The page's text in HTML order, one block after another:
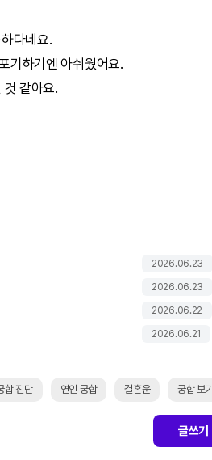
다네요.
기하기엔 아쉬웠어요.
것 같아요.
2026.06.23
2026.06.23
2026.06.22
2026.06.21
합 진단 연인 궁합 결혼운 궁합 보기
글쓰기